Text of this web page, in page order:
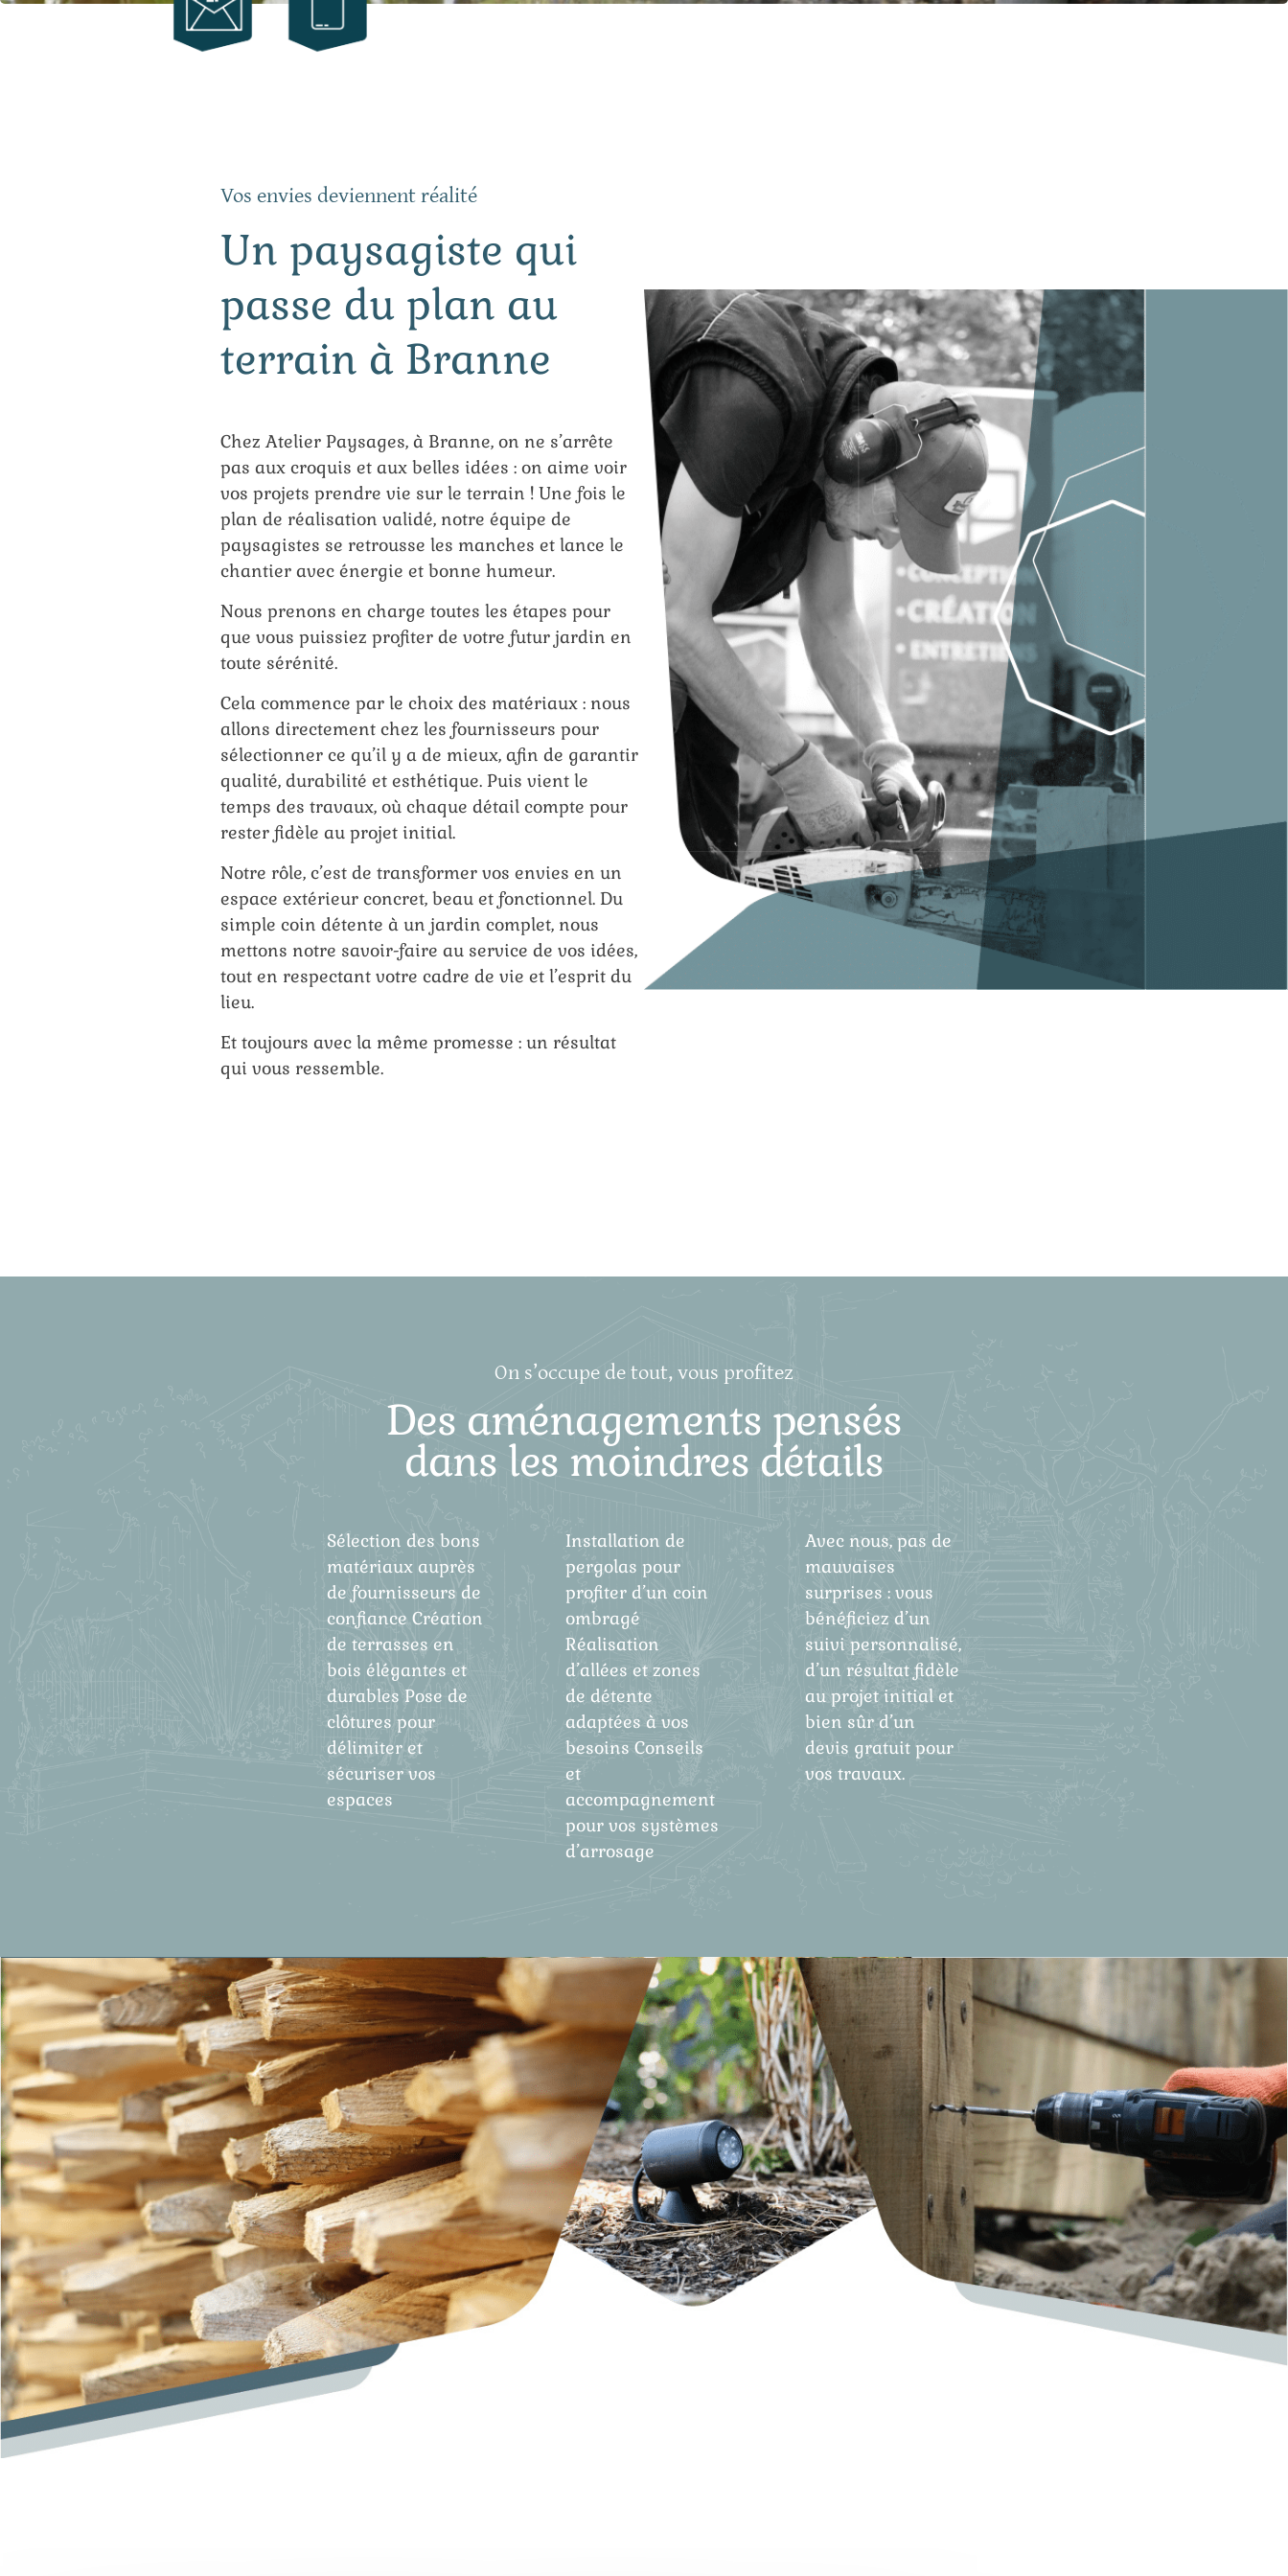
Vos envies deviennent réalité
Un paysagiste qui
passe du plan au
terrain à Branne
Chez Atelier Paysages, à Branne, on ne s’arrête
pas aux croquis et aux belles idées : on aime voir
vos projets prendre vie sur le terrain ! Une fois le
plan de réalisation validé, notre équipe de
paysagistes se retrousse les manches et lance le
chantier avec énergie et bonne humeur.
Nous prenons en charge toutes les étapes pour
que vous puissiez profiter de votre futur jardin en
toute sérénité.
Cela commence par le choix des matériaux : nous
allons directement chez les fournisseurs pour
sélectionner ce qu’il y a de mieux, afin de garantir
qualité, durabilité et esthétique. Puis vient le
temps des travaux, où chaque détail compte pour
rester fidèle au projet initial.
Notre rôle, c’est de transformer vos envies en un
espace extérieur concret, beau et fonctionnel. Du
simple coin détente à un jardin complet, nous
mettons notre savoir-faire au service de vos idées,
tout en respectant votre cadre de vie et l’esprit du
lieu.
Et toujours avec la même promesse : un résultat
qui vous ressemble.
On s’occupe de tout, vous profitez
Des aménagements pensés
dans les moindres détails
Sélection des bons
matériaux auprès
de fournisseurs de
confiance Création
de terrasses en
bois élégantes et
durables Pose de
clôtures pour
délimiter et
sécuriser vos
espaces
Installation de
pergolas pour
profiter d’un coin
ombragé
Réalisation
d’allées et zones
de détente
adaptées à vos
besoins Conseils
et
accompagnement
pour vos systèmes
d’arrosage
Avec nous, pas de
mauvaises
surprises : vous
bénéficiez d’un
suivi personnalisé,
d’un résultat fidèle
au projet initial et
bien sûr d’un
devis gratuit pour
vos travaux.